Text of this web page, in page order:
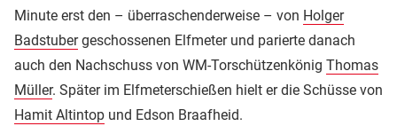
Minute erst den – überraschenderweise – von Holger
Badstubergeschossenen Elfmeter und parierte danach
auch den Nachschuss von WM-Torschützenkönig Thomas
Müller. Später im Elfmeterschießen hielt er die Schüsse von
Hamit Altintop und Edson Braafheid.